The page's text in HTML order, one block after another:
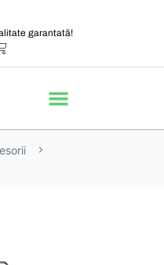
garantată!